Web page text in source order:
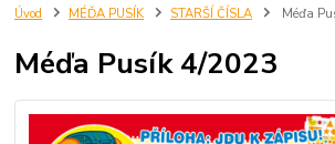
Úvod MÉĎA PUSÍK STARŠÍ ČÍSLA Méďa
Méďa Pusík 4/2023